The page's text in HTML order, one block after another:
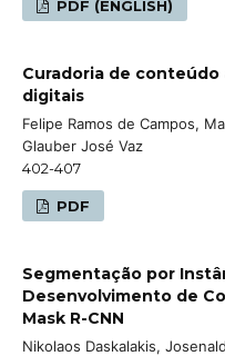
PDF (ENGLISH)
Curadoria de
digitais
Felipe Ramos de Campos,
Glauber José Vaz
402-407
PDF
Segmentação por
Desenvolvimento de
Mask R-CNN
Nikolaos Daskalakis,